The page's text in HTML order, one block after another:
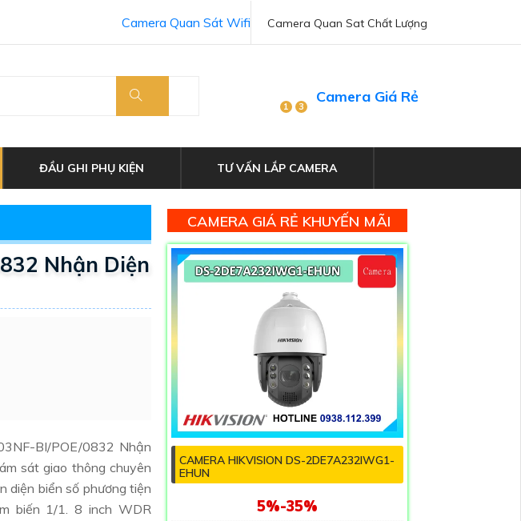
Camera Quan Sat Chất Lượng
Camera Quan Sát Wifi
1 3
Camera Giá Rẻ
ĐẦU GHI PHỤ KIỆN TƯ VẤN LẮP CAMERA
Nhận Diện
BI/POE/0832 Nhận
sát giao thông chuyên
diện biển số phương tiện
biến 1/1. 8 inch WDR
CAMERA GIÁ RẺ KHUYẾN MÃI
CAMERA HIKVISION DS-2DE7A232IWG1-
EHUN
5%-35%